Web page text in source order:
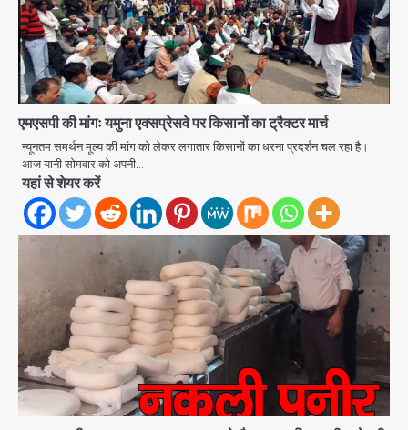
एमएसपी की मांगः यमुना एक्सप्रेसवे पर किसानों का ट्रैक्टर मार्च
न्यूनतम समर्थन मूल्य की मांग को लेकर लगातार किसानों का धरना प्रदर्शन चल रहा है।
आज यानी सोमवार को अपनी…
यहां से शेयर करें
2
Noida Authority: कर्तव्यनिष्ठा की
प्राधिकरण ने संभाला मोर्चा, सेक्टर 105
आरडब्ल्यूए ने जताया आभार
Avinash Kumar
3
Türkiye-Pakistan: मक्का में सऊदी,
तुर्की और पाकिस्तान का साझा रक्षा समझौता,
जानें इसके मायने
Avinash Kumar
4
Greater Noida (Badalpur):
सरिया लदा कैंटर अनियंत्रित होकर घुसा
किराना दुकान में , ड्राइवर की मौत
Avinash Kumar